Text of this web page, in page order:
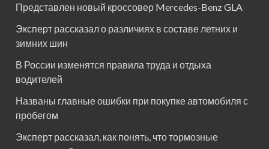
Представлен новый кроссовер Mercedes-Benz GLA
Эксперт рассказал о различиях в составе летних и
зимних шин
В России изменятся правила труда и отдыха
водителей
Названы главные ошибки при покупке автомобиля с
пробегом
Эксперт рассказал, как понять, что тормозные